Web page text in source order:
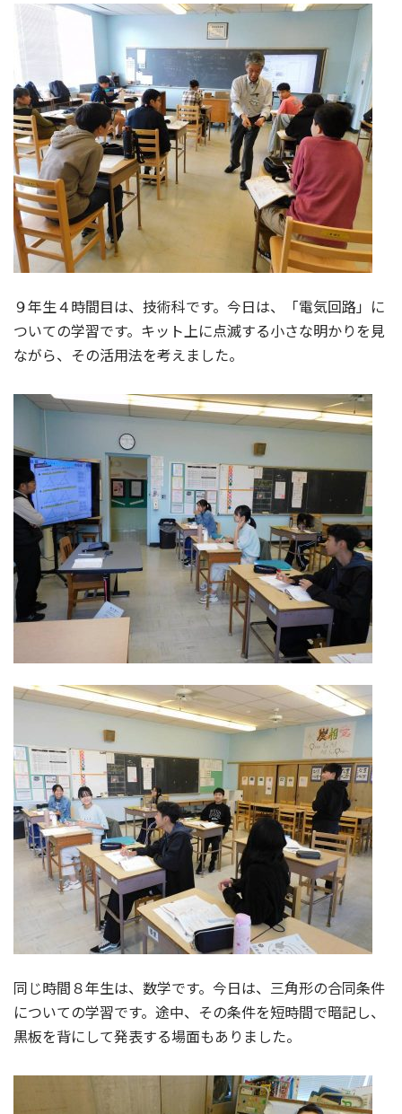
９年生４時間目は、技術科です。今日は、「電気回路」に
ついての学習です。キット上に点滅する小さな明かりを見
ながら、その活用法を考えました。
同じ時間８年生は、数学です。今日は、三角形の合同条件
についての学習です。途中、その条件を短時間で暗記し、
黒板を背にして発表する場面もありました。